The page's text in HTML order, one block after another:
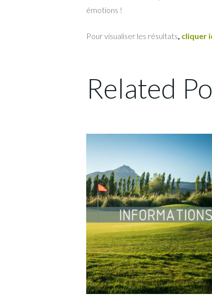
émotions !
Pour visualiser les résultats cliquer
Related